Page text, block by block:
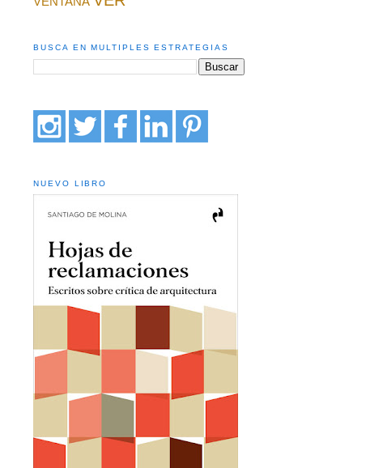
BUSCA EN MULTIPLES ESTRATEGIAS
NUEVO LIBRO